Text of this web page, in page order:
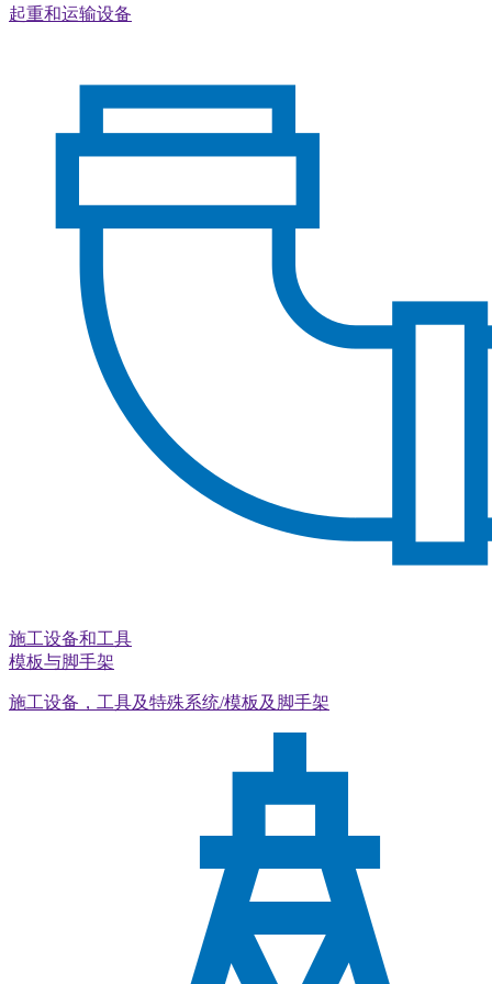
起重和运输设备
施工设备和工具
模板与脚手架
施工设备，工具及特殊系统/模板及脚手架